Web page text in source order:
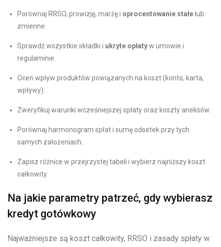
Porównaj RRSO, prowizję, marżę i oprocentowanie stałe lub
zmienne.
Sprawdź wszystkie składki i ukryte opłatyw umowie i
regulaminie.
Oceń wpływ produktów powiązanych na koszt (konto, karta,
wpływy).
Zweryfikuj warunki wcześniejszej spłaty oraz koszty aneksów.
Porównaj harmonogram spłat i sumę odsetek przy tych
samych założeniach.
Zapisz różnice w przejrzystej tabeli i wybierz najniższy koszt
całkowity.
Na jakie parametry patrzeć, gdy wybierasz
kredyt gotówkowy
Najważniejsze są koszt całkowity, RRSO i zasady spłaty w